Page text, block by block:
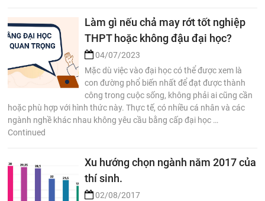
Làm gì nếu chả may rớt tốt nghiệp
THPT hoặc không đậu đại học?
04/07/2023
Mặc dù việc vào đại học có thể được xem là
con đường phổ biến nhất để đạt được thành
công trong cuộc sống, không phải ai cũng cần
hoặc phù hợp với hình thức này. Thực tế, có nhiều cá nhân và các
ngành nghề khác nhau không yêu cầu bằng cấp đại học …
Continued
Xu hướng chọn ngành năm 2017 của
thí sinh.
02/08/2017